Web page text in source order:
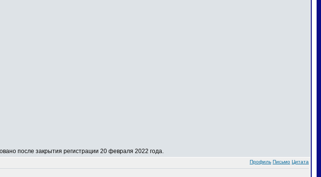
после закрытия регистрации 20 февраля 2022 года.
Профиль Письмо Цитата